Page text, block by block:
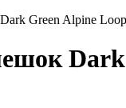
Green Alpine